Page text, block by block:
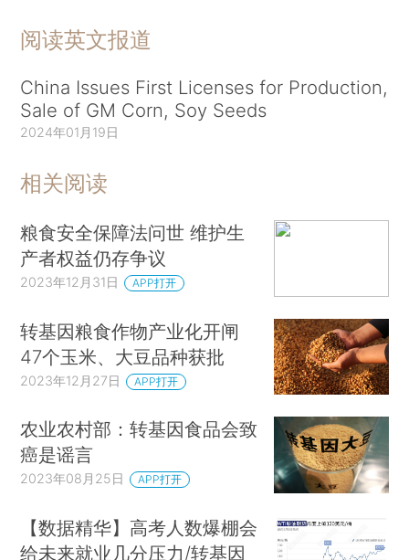
阅读英文报道
China Issues First Licenses for Production,
Sale of GM Corn, Soy Seeds
2024年01月19日
相关阅读
粮食安全保障法问世 维护生
产者权益仍存争议
2023年12月31日 APP打开
转基因粮食作物产业化开闸
47个玉米、大豆品种获批
2023年12月27日 APP打开
农业农村部：转基因食品会致
癌是谣言
2023年08月25日 APP打开
【数据精华】高考人数爆棚会
给未来就业几分压力/转基因